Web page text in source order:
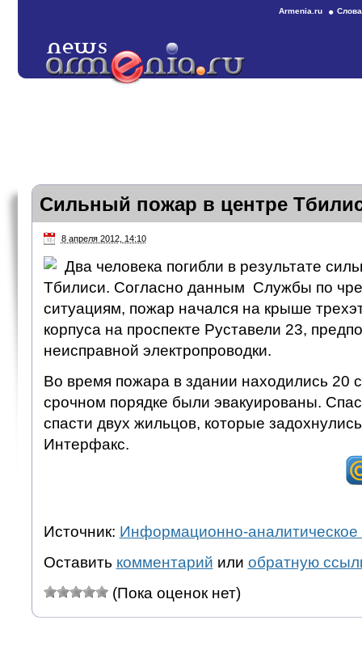
Armenia.ru
Сильный пожар в центре
8 апреля 2012, 14:10
Два человека погибли в результате
Тбилиси. Согласно данным Службы по
ситуациям, пожар начался на крыше
корпуса на проспекте Руставели 23,
неисправной электропроводки.
Во время пожара в здании находились 20
срочном порядке были эвакуированы.
спасти двух жильцов, которые
Интерфакс.
Источник: Информационно-аналитическое
Оставить комментарий или обратную
(Пока оценок нет)